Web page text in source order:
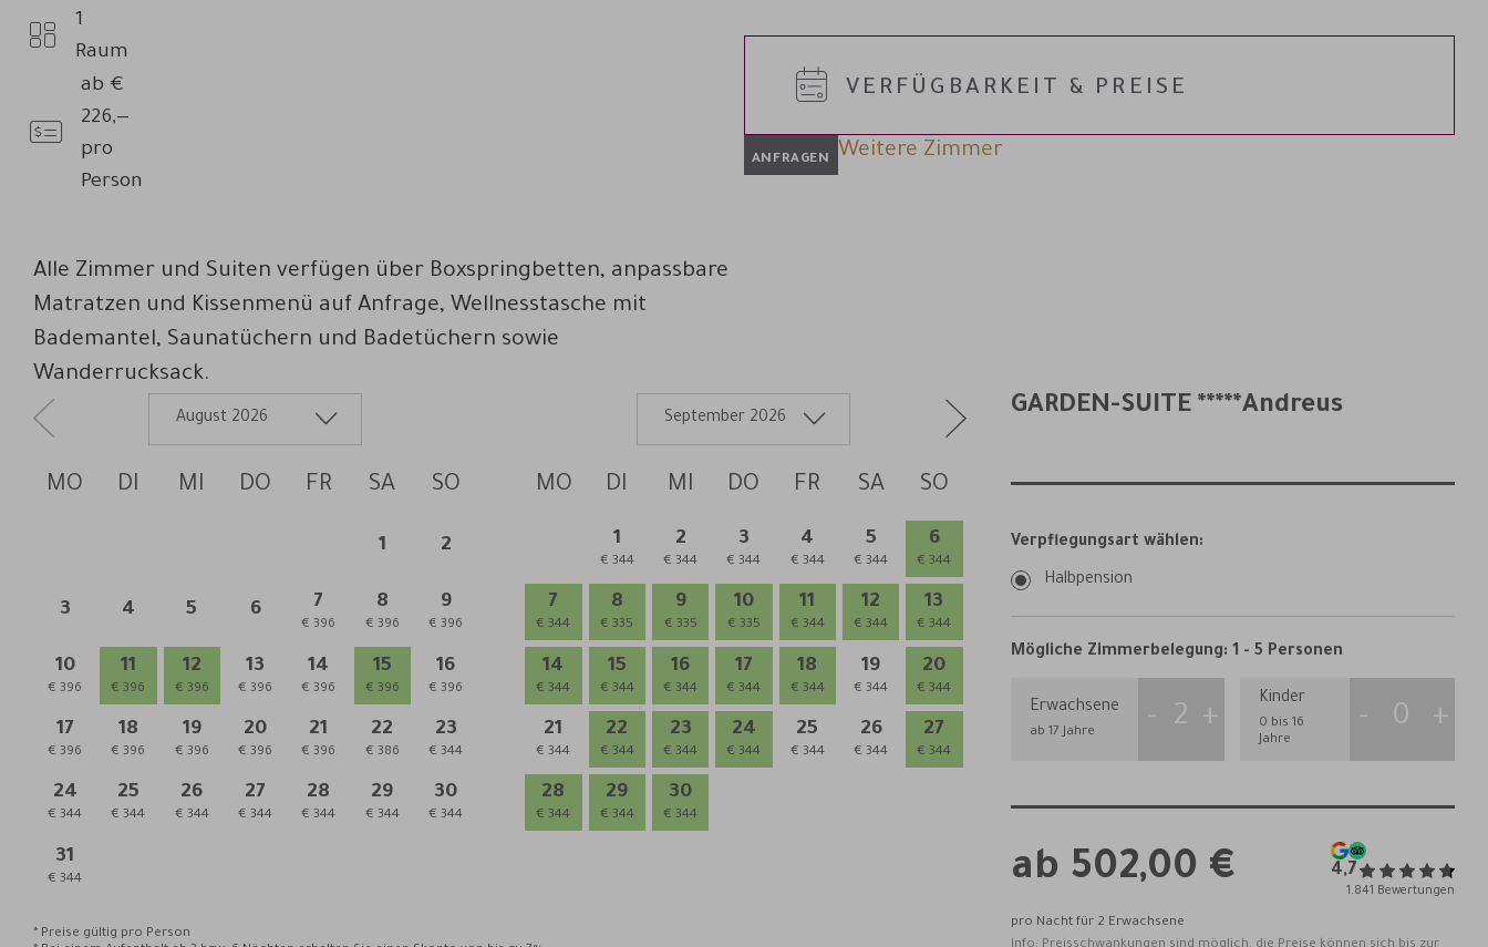
ANFRAGEN
VERFÜGBARKEIT & PREISE
Weitere Zimmer
Anzahl
Zimmer
1
Raum
Preis
ab €
226,—
pro
Person
Alle Zimmer und Suiten verfügen über Boxspringbetten, anpassbare
Matratzen und Kissenmenü auf Anfrage, Wellnesstasche mit
Bademantel, Saunatüchern und Badetüchern sowie
Wanderrucksack.